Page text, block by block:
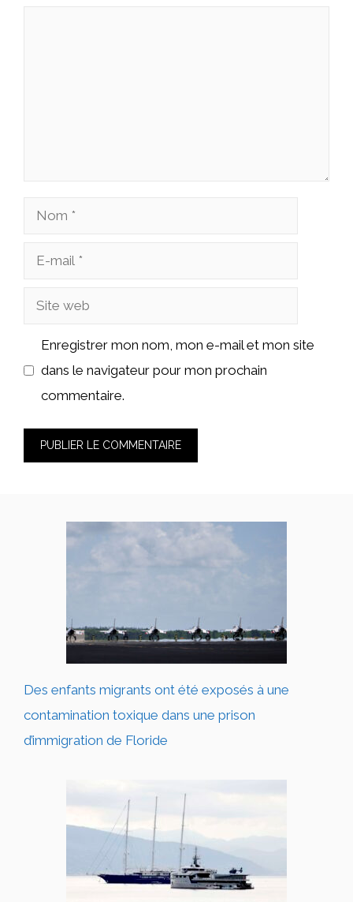
Nom
Site
Enregistrer mon nom, mon e-mail et mon site
dans le navigateur pour mon prochain
commentaire.
Des enfants migrants ont été exposés à une
contamination toxique dans une prison
d’immigration de Floride